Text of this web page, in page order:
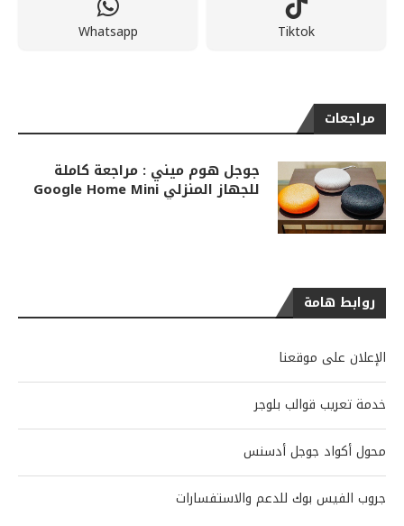
Tiktok
Whatsapp
مراجعات
جوجل هوم ميني : مراجعة كاملة
للجهاز المنزلي Google Home Mini
روابط هامة
الإعلان على موقعنا
خدمة تعريب قوالب بلوجر
محول أكواد جوجل أدسنس
جروب الفيس بوك للدعم والاستفسارات